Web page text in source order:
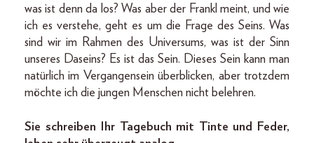
was ist denn da los? Was aber der Frankl meint, und wie
ich es verstehe, geht es um die Frage des Seins. Was
sind wir im Rahmen des Universums, was ist der Sinn
unseres Daseins? Es ist das Sein. Dieses Sein kann man
natürlich im Vergangensein überblicken, aber trotzdem
möchte ich die jungen Menschen nicht belehren.
Sie schreiben Ihr Tagebuch mit Tinte und Feder,